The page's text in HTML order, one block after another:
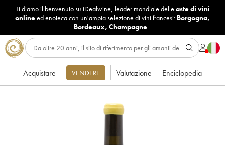
Ti diamo il benvenuto su iDealwine, leader mondiale delle aste di vini
onlineed enoteca con un'ampia selezione di vini francesi: Borgogna,
Bordeaux, Champagne...
Acquistare VENDERE Valutazione Enciclopedia